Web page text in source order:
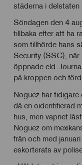
städerna i delstaten
Söndagen den 4
tillbaka efter att ha
som tillhörde hans
Security (SSC), när
öppnade eld.
på kroppen och
Noguez har tidigare
då en oidentifierad
hus, men vapnet
Noguez om
från och med
eskorterats av